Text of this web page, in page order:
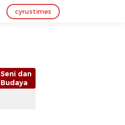
cyrustimes
Seni dan
Budaya